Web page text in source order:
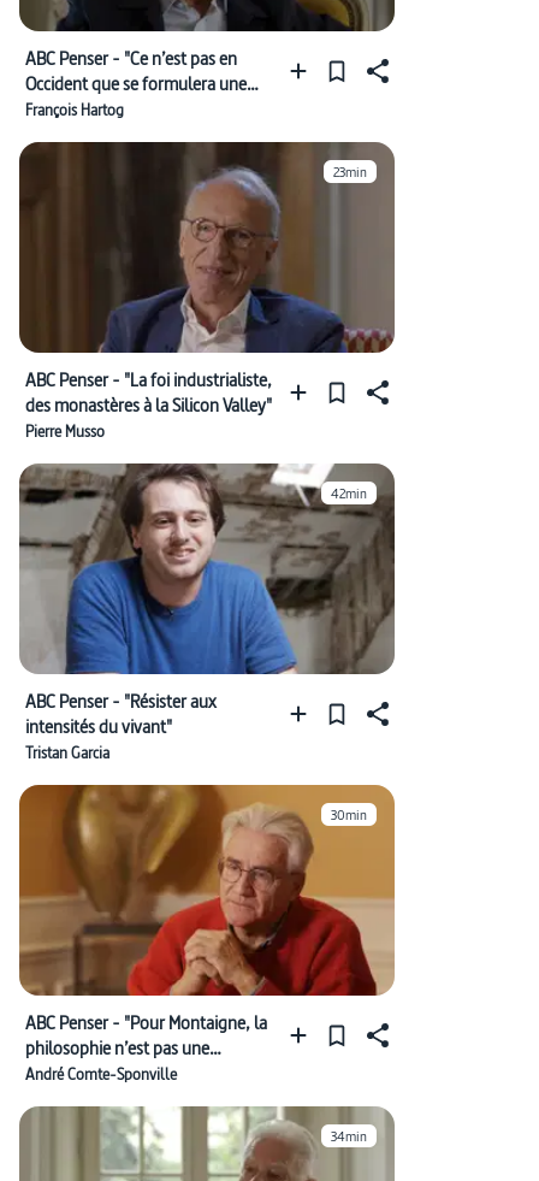
ABC Penser - "Ce n’est pas en
Occident que se formulera une
autre vision de l’Histoire"
François Hartog
23min
ABC Penser - "La foi industrialiste,
des monastères à la Silicon Valley"
Pierre Musso
42min
ABC Penser - "Résister aux
intensités du vivant"
Tristan Garcia
30min
ABC Penser - "Pour Montaigne, la
philosophie n’est pas une
doctrine, mais une activité"
André Comte-Sponville
34min